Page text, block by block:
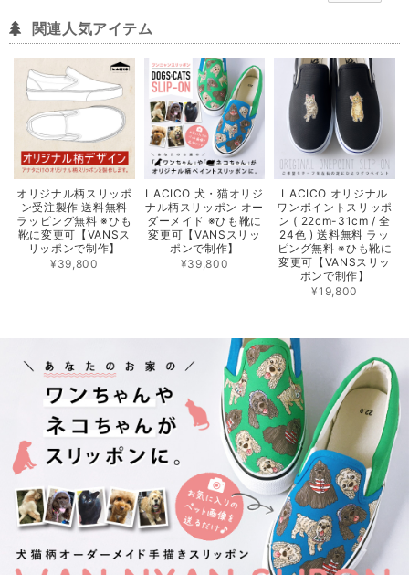
関連人気アイテム
オリジナル柄スリッポ
ン受注製作 送料無料
ラッピング無料 ※ひも
靴に変更可【VANSス
リッポンで制作】
¥39,800
LACICO 犬・猫オリジ
ナル柄スリッポン オー
ダーメイド ※ひも靴に
変更可【VANSスリッ
ポンで制作】
¥39,800
LACICO オリジナル
ワンポイントスリッポ
ン ( 22cm-31cm / 全
24色 ) 送料無料 ラッ
ピング無料 ※ひも靴に
変更可【VANSスリッ
ポンで制作】
¥19,800